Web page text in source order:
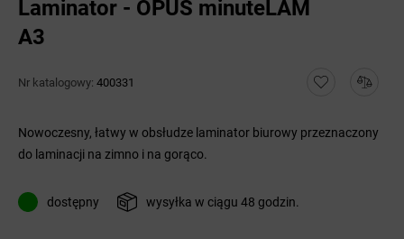
Laminator - OPUS minuteLAM
A3
Nr katalogowy: 400331
Nowoczesny, łatwy w obsłudze laminator biurowy przeznaczony
do laminacji na zimno i na gorąco.
dostępny wysyłka w ciągu 48 godzin.